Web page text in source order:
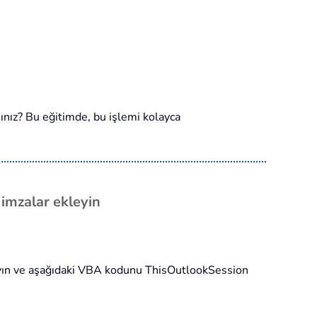
Bu eğitimde, bu işlemi kolayca
ekleyin
ve aşağıdaki VBA kodunu ThisOutlookSession